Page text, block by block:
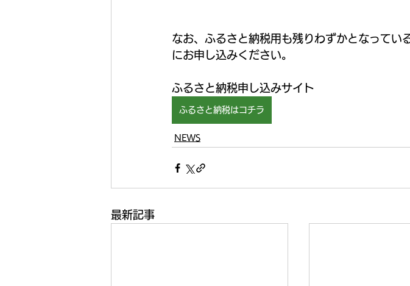
なお、ふるさと納税用も残りわずかとなってい
にお申し込みください。
ふるさと納税申し込みサイト
ふるさと納税はコチラ
NEWS
最新記事